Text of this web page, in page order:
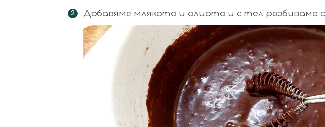
Добавяме млякото и олиото и с тел разбиваме